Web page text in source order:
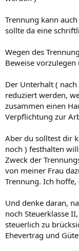
Trennung kann
sollte da eine
Wegen des
Beweise
Der Unterhalt (
reduziert werden,
zusammen einen
Verpflichtung zur
Aber du solltest dir
noch ) festhalten
Zweck der
von meiner Frau
Trennung. Ich
Und denke daran,
noch Steuerklasse
steuerlich zu
Ehevertrag und